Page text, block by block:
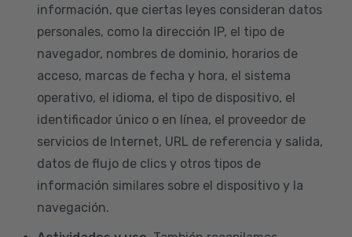
información, que ciertas leyes consideran datos
personales, como la dirección IP, el tipo de
navegador, nombres de dominio, horarios de
acceso, marcas de fecha y hora, el sistema
operativo, el idioma, el tipo de dispositivo, el
identificador único o en línea, el proveedor de
servicios de Internet, URL de referencia y salida,
datos de flujo de clics y otros tipos de
información similares sobre el dispositivo y la
navegación.